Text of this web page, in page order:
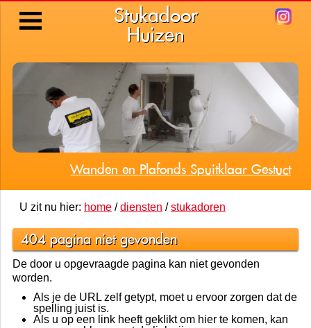
Stukadoor
Huizen
Wanden en Plafonds Spuitklaar Gestuct
U zit nu hier: home/diensten /stukadoren
404 pagina niet gevonden
De door u opgevraagde pagina kan niet gevonden
worden.
Als je de URL zelf getypt, moet u ervoor zorgen dat de
spelling juist is.
Als u op een link heeft geklikt om hier te komen, kan